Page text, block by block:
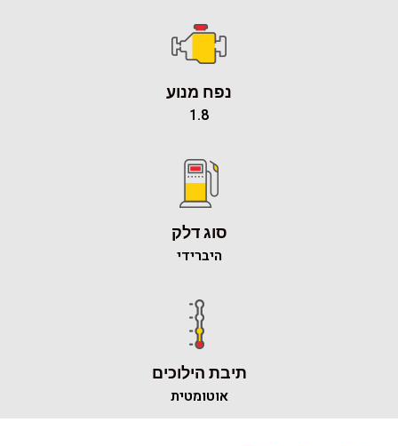
נפח מנוע
1.8
סוג דלק
היברידי
תיבת הילוכים
אוטומטית